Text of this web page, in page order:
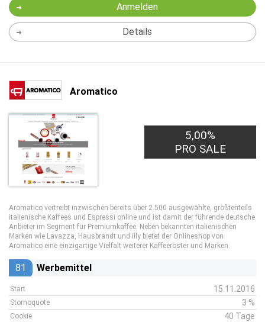
Anmelden
Details
Aromatico
5,00%
PRO SALE
Aromatico vertreibt inzwischen bereits über 2.500 ausgewählte, größtenteils
italienische Kaffees und Espressi online und ist damit der führende deutsche
Anbieter im Segment für Premiumkaffee. Neben bekannten italienischen
Marken wie Lavazza, Hausbrandt und illy bietet der Onlineshop von
Aromatico eine einzigartige Vielfalt weiterer Kaffeeröster und Marken.
81 Werbemittel
Start 15.11.2016
Stornoquote 3 %
Cookie 40 Tage